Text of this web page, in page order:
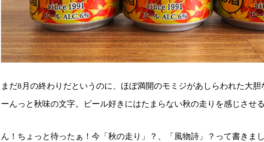
まだ8月の終わりだというのに、ほぼ満開のモミジがあしらわれた大
ーんっと秋味の文字。ビール好きにはたまらない秋の走りを感じさせる
ん！ちょっと待ったぁ！今「秋の走り」？、「風物詩」？って書きま